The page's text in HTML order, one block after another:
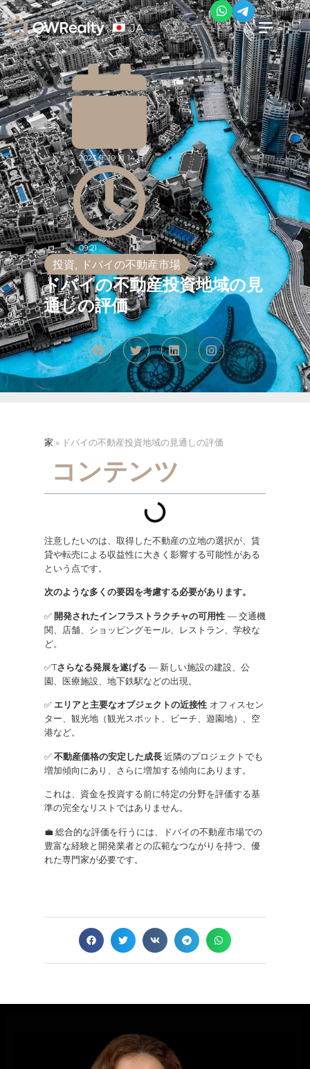
JA
2023 年 10 月 14 日
09:21
投資, ドバイの不動産市場
ドバイの不動産投資地域の見
通しの評価
家 » ドバイの不動産投資地域の見通しの評価
コンテンツ
注意したいのは、取得した不動産の立地の選択が、賃
貸や転売による収益性に大きく影響する可能性がある
という点です。
次のような多くの要因を考慮する必要があります。
✅ 開発されたインフラストラクチャの可用性 — 交通機
関、店舗、ショッピングモール、レストラン、学校な
ど。
✅Tさらなる発展を遂げる — 新しい施設の建設、公
園、医療施設、地下鉄駅などの出現。
✅ エリアと主要なオブジェクトの近接性 オフィスセン
ター、観光地（観光スポット、ビーチ、遊園地）、空
港など。
✅ 不動産価格の安定した成長 近隣のプロジェクトでも
増加傾向にあり、さらに増加する傾向にあります。
これは、資金を投資する前に特定の分野を評価する基
準の完全なリストではありません。
💼 総合的な評価を行うには、ドバイの不動産市場での
豊富な経験と開発業者との広範なつながりを持つ、優
れた専門家が必要です。